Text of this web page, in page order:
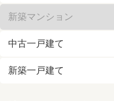
新築マンション
中古一戸建て
新築一戸建て